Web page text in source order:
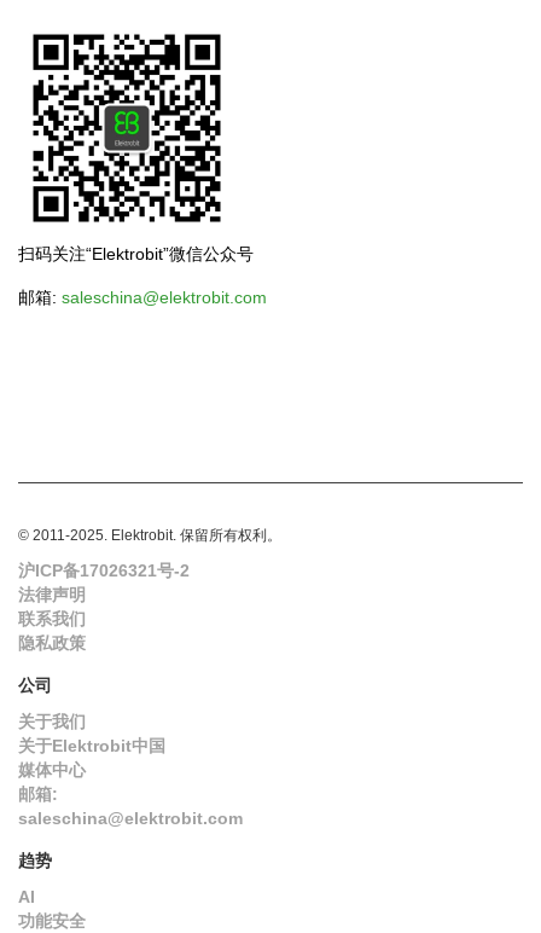
扫码关注“Elektrobit”微信公众号
邮箱: saleschina@elektrobit.com
© 2011-2025. Elektrobit. 保留所有权利。
沪ICP备17026321号-2
法律声明
联系我们
隐私政策
公司
关于我们
关于Elektrobit中国
媒体中心
邮箱:
saleschina@elektrobit.com
趋势
AI
功能安全